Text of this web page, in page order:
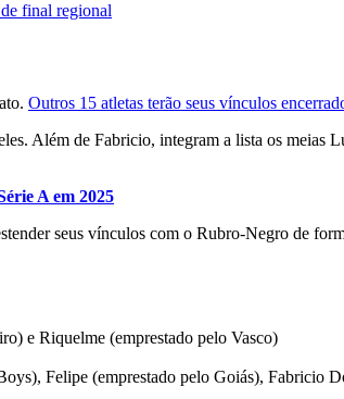
final regional
Outros 15 atletas terão seus vínculos
Além de Fabricio, integram a lista os
A em 2025
seus vínculos com o Rubro-Negro de
e Riquelme (emprestado pelo Vasco)
Felipe (emprestado pelo Goiás),